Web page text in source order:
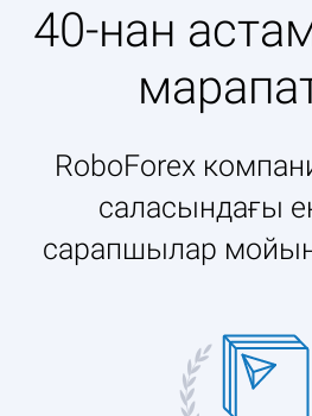
40-нан
RoboForex
саласындағы
сарапшылар